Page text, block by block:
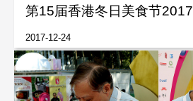
第15届香港冬日美食节2017
2017-12-24